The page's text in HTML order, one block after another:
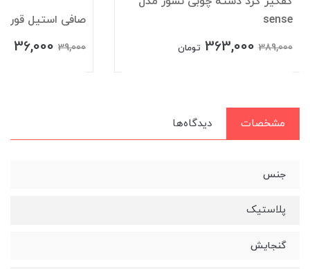
sense
389,000
363,000 تومان
صافی استیل
39,000
36,000
مشخصات دیدگاه‌ها
جنس
پلاستیک
گنجایش